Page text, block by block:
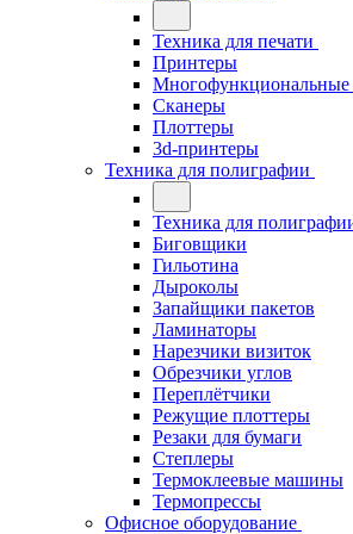
Техника для печати
Принтеры
Сканеры
Плоттеры
3d-принтеры
Техника для полиграфии
Техника для
Биговщики
Гильотина
Дыроколы
Запайщики пакетов
Ламинаторы
Нарезчики визиток
Обрезчики углов
Переплётчики
Режущие плоттеры
Резаки для бумаги
Степлеры
Термоклеевые машины
Термопрессы
Офисное оборудование